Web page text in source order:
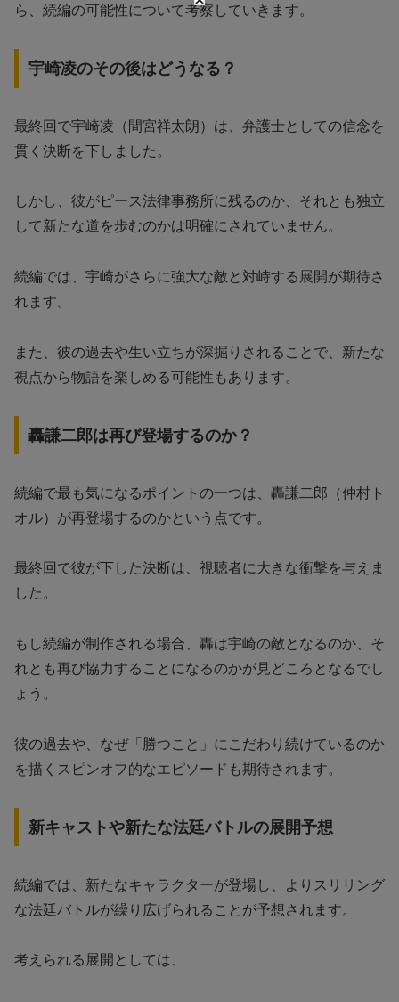
ら、続編の可能性について考察していきます。
宇崎凌のその後はどうなる？
最終回で宇崎凌（間宮祥太朗）は、弁護士としての信念を
貫く決断を下しました。
しかし、彼がピース法律事務所に残るのか、それとも独立
して新たな道を歩むのかは明確にされていません。
続編では、宇崎がさらに強大な敵と対峙する展開が期待さ
れます。
また、彼の過去や生い立ちが深掘りされることで、新たな
視点から物語を楽しめる可能性もあります。
轟謙二郎は再び登場するのか？
続編で最も気になるポイントの一つは、轟謙二郎（仲村ト
オル）が再登場するのかという点です。
最終回で彼が下した決断は、視聴者に大きな衝撃を与えま
した。
もし続編が制作される場合、轟は宇崎の敵となるのか、そ
れとも再び協力することになるのかが見どころとなるでし
ょう。
彼の過去や、なぜ「勝つこと」にこだわり続けているのか
を描くスピンオフ的なエピソードも期待されます。
新キャストや新たな法廷バトルの展開予想
続編では、新たなキャラクターが登場し、よりスリリング
な法廷バトルが繰り広げられることが予想されます。
考えられる展開としては、